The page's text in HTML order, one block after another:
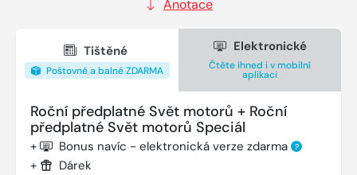
Anotace
Tištěné
Poštovné a balné ZDARMA
Elektronické
Čtěte ihned i v mobilní
aplikaci
Roční předplatné Svět motorů + Roční
předplatné Svět motorů Speciál
+ Bonus navíc - elektronická verze zdarma ?
+ Dárek